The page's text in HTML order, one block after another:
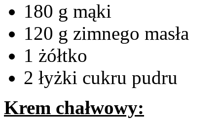
180 g mąki
120 g zimnego masła
1 żółtko
2 łyżki cukru pudru
Krem chałwowy: